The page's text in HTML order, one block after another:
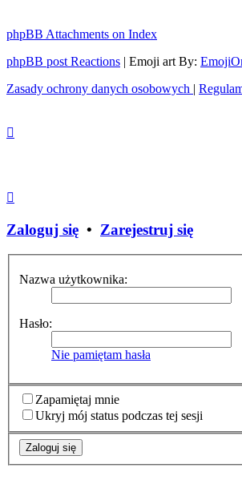
phpBB Attachments on Index
phpBB post Reactions | Emoji art By:
Zasady ochrony danych osobowych |
Zaloguj się • Zarejestruj się
Nazwa użytkownika:
Hasło:
Nie pamiętam hasła
Zapamiętaj mnie
Ukryj mój status podczas tej sesji